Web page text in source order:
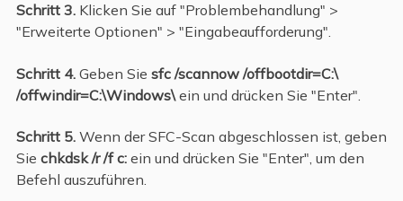
Schritt 3.Klicken Sie auf "Problembehandlung" >
"Erweiterte Optionen" > "Eingabeaufforderung".
Schritt 4. Geben Sie sfc /scannow /offbootdir=C:\
/offwindir=C:\Windows\ ein und drücken Sie "Enter".
Schritt 5. Wenn der SFC-Scan abgeschlossen ist, geben
Sie chkdsk /r /f c:ein und drücken Sie "Enter", um den
Befehl auszuführen.